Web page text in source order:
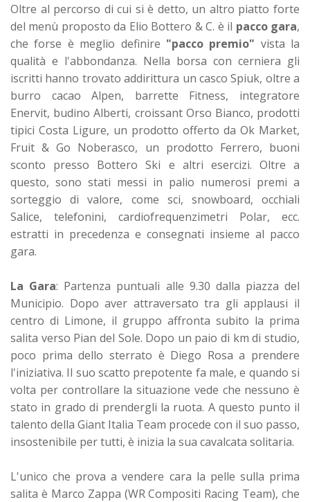
Oltre al percorso di cui si è detto, un altro piatto forte
del menù proposto da Elio Bottero & C. è il pacco gara,
che forse è meglio definire "pacco premio" vista la
qualità e l'abbondanza. Nella borsa con cerniera gli
iscritti hanno trovato addirittura un casco Spiuk, oltre a
burro cacao Alpen, barrette Fitness, integratore
Enervit, budino Alberti, croissant Orso Bianco, prodotti
tipici Costa Ligure, un prodotto offerto da Ok Market,
Fruit & Go Noberasco, un prodotto Ferrero, buoni
sconto presso Bottero Ski e altri esercizi. Oltre a
questo, sono stati messi in palio numerosi premi a
sorteggio di valore, come sci, snowboard, occhiali
Salice, telefonini, cardiofrequenzimetri Polar, ecc.
estratti in precedenza e consegnati insieme al pacco
gara.
La Gara: Partenza puntuali alle 9.30 dalla piazza del
Municipio. Dopo aver attraversato tra gli applausi il
centro di Limone, il gruppo affronta subito la prima
salita verso Pian del Sole. Dopo un paio di km di studio,
poco prima dello sterrato è Diego Rosa a prendere
l'iniziativa. Il suo scatto prepotente fa male, e quando si
volta per controllare la situazione vede che nessuno è
stato in grado di prendergli la ruota. A questo punto il
talento della Giant Italia Team procede con il suo passo,
insostenibile per tutti, è inizia la sua cavalcata solitaria.
L'unico che prova a vendere cara la pelle sulla prima
salita è Marco Zappa (WR Compositi Racing Team), che